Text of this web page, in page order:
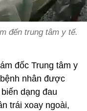
đến trung tâm y tế.
đốc Trung tâm y
nhân được
dạng đau
trái xoay ngoài,